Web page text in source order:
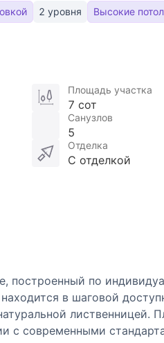
2 уровня Высокие
Площадь участка
7 сот
Санузлов
5
Отделка
С отделкой
построенный по
в шаговой
лиственницей.
с современными